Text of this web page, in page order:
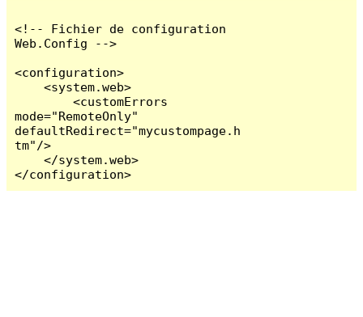
<!-- Fichier de configuration
Web.Config -->
<configuration>
    <system.web>
        <customErrors
mode="RemoteOnly"
defaultRedirect="mycustompage.h
tm"/>
    </system.web>
</configuration>